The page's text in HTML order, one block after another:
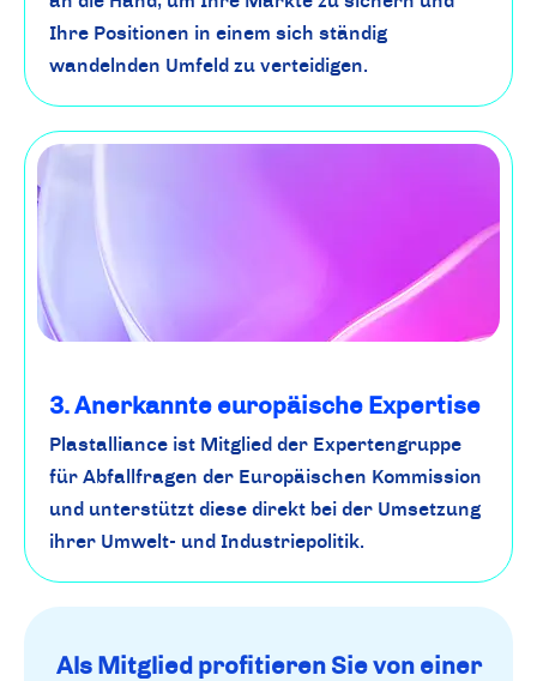
Ihre Positionen in einem sich ständig
wandelnden Umfeld zu verteidigen.
3. Anerkannte europäische Expertise
Plastalliance ist Mitglied der Expertengruppe
für Abfallfragen der Europäischen Kommission
und unterstützt diese direkt bei der Umsetzung
ihrer Umwelt- und Industriepolitik.
Als Mitglied profitieren Sie von einer